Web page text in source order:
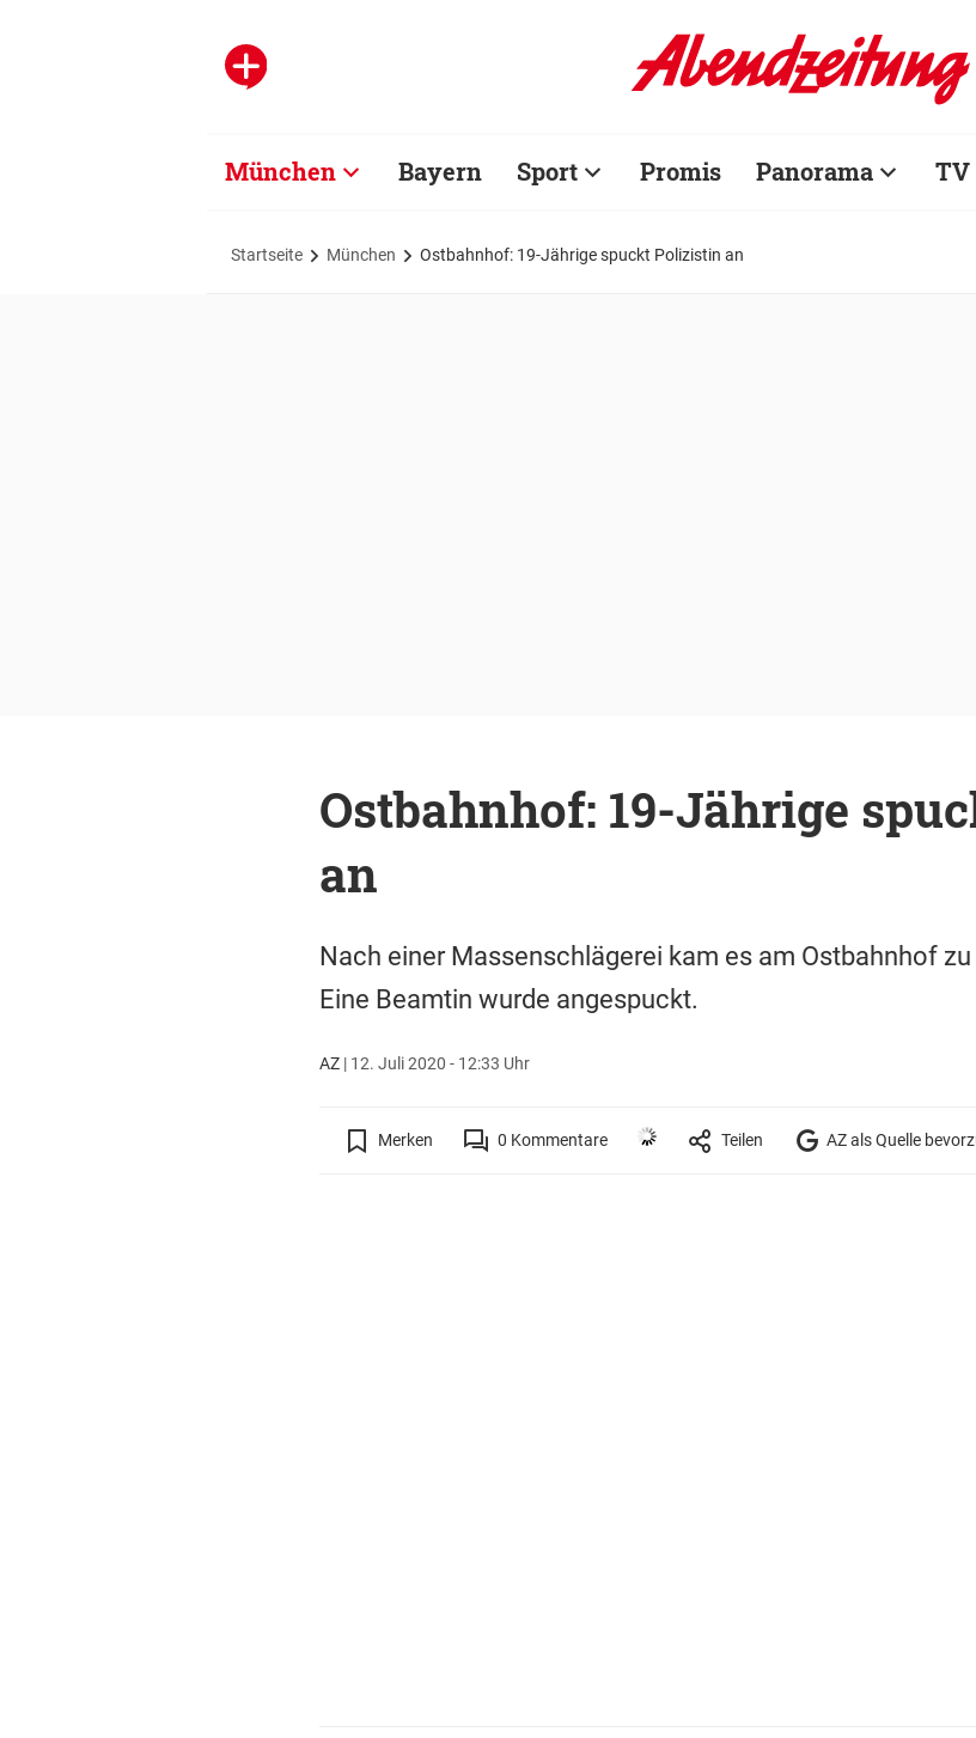
München Bayern Sport Promis Panorama TV
Startseite München Ostbahnhof: 19-Jährige spuckt Polizistin an
Ostbahnhof: 19-Jährige
an
Nach einer Massenschlägerei kam es am Ostbahnhof
Eine Beamtin wurde angespuckt.
AZ| 12. Juli 2020 - 12:33 Uhr
Merken 0 Kommentare Teilen AZ als Quelle